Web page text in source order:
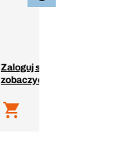
Zaloguj się, aby
zobaczyć ceny